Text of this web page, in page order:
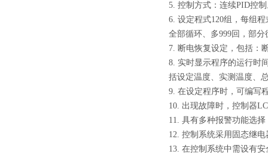
5. 控制方式：连续PID控
6. 设定程式120组，每组
全部循环、多999回，部分
7. 断电恢复设定，包括：
8. 实时显示程序的运行时
括设定温度、实测温度、
9. 在设定程序时，可编写
10. 出现故障时，控制器
11. 具有多种报警功能选
12. 控制系统采用固态继
13. 在控制系统中需设有